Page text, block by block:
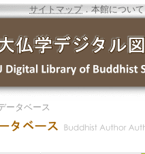
サイトマップ．本館について
ータベース